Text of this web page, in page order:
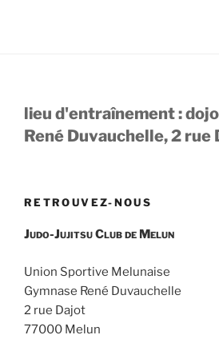
lieu d'entraînement :
René Duvauchelle, 2 rue
RETROUVEZ-NOUS
Judo-Jujitsu Club de Melun
Union Sportive Melunaise
Gymnase René Duvauchelle
2 rue Dajot
77000 Melun